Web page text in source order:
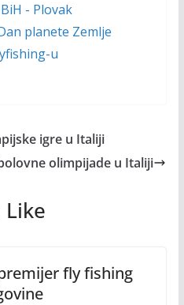
- Plovak
planete Zemlje
u
igre u Italiji
olimpijade u Italiji
Like
fly fishing